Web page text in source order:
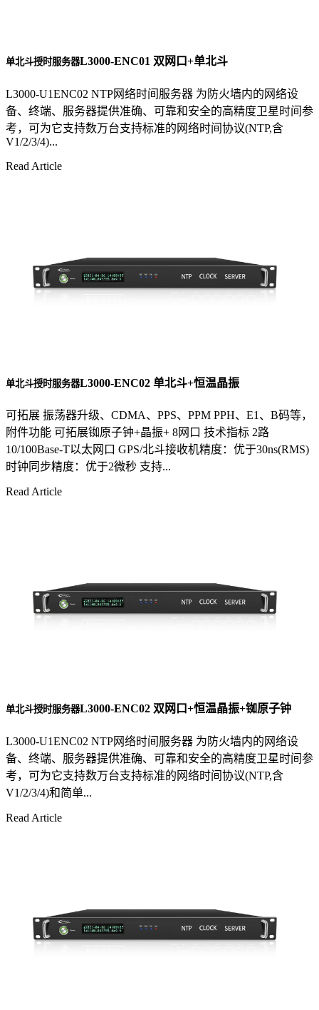
单北斗授时服务器L3000-ENC01 双网口+单北斗
L3000-U1ENC02 NTP网络时间服务器 为防火墙内的网络设
备、终端、服务器提供准确、可靠和安全的高精度卫星时间参
考，可为它支持数万台支持标准的网络时间协议(NTP,含
V1/2/3/4)...
Read Article
单北斗授时服务器L3000-ENC02 单北斗+恒温晶振
可拓展 振荡器升级、CDMA、PPS、PPM PPH、E1、B码等，
附件功能 可拓展铷原子钟+晶振+ 8网口 技术指标 2路
10/100Base-T以太网口 GPS/北斗接收机精度：优于30ns(RMS)
时钟同步精度：优于2微秒 支持...
Read Article
单北斗授时服务器L3000-ENC02 双网口+恒温晶振+铷原子钟
L3000-U1ENC02 NTP网络时间服务器 为防火墙内的网络设
备、终端、服务器提供准确、可靠和安全的高精度卫星时间参
考，可为它支持数万台支持标准的网络时间协议(NTP,含
V1/2/3/4)和简单...
Read Article